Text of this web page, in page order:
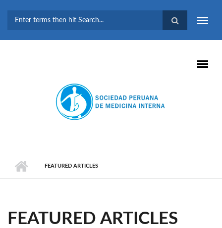
BÚSQUEDA
FEATURED ARTICLES
FEATURED ARTICLES